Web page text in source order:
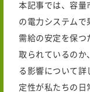
本記事では、容量
の電力システムで
需給の安定を保つ
取られているのか
る影響について詳
定性が私たちの日